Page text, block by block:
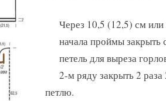
Через 10,5 (12,5) см
начала проймы закрыть
петель для выреза
2-м ряду закрыть 2 раза
петлю.